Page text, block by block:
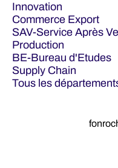
Innovation
Commerce Export
SAV-Service Après
Production
BE-Bureau d'Etudes
Supply Chain
Tous les